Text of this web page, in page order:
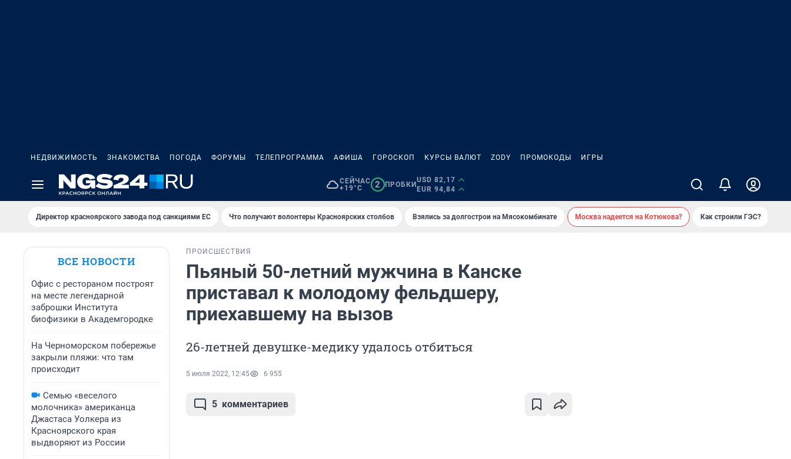
НЕДВИЖИМОСТЬ ЗНАКОМСТВА ПОГОДА ФОРУМЫ ТЕЛЕПРОГРАММА АФИША ГОРОСКОП КУРСЫ ВАЛЮТ ZODY ПРОМОКОДЫ ИГРЫ
СЕЙЧАС
+19°C
2 ПРОБКИ
USD 82,17
EUR 94,84
Директор красноярского завода под санкциями ЕС Что получают волонтеры Красноярских столбов Взялись за долгострои на Мясокомбинате Москва надеется на Котюкова? Как строили ГЭС?
ВСЕ НОВОСТИ
Офис с рестораном построят
на месте легендарной
заброшки Института
биофизики в Академгородке
На Черноморском побережье
закрыли пляжи: что там
происходит
Семью «веселого
молочника» американца
Джастаса Уолкера из
Красноярского края
выдворяют из России
ПРОИСШЕСТВИЯ
Пьяный 50-летний мужчина в Канске
приставал к молодому фельдшеру,
приехавшему на вызов
26-летней девушке-медику удалось отбиться
5 июля 2022, 12:45 6 955
5 комментариев